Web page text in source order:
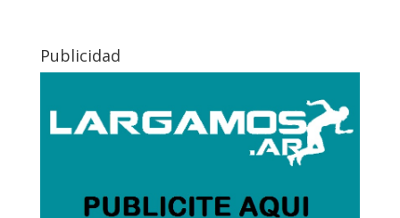
Publicidad